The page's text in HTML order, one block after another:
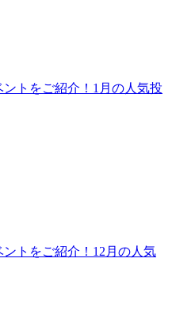
トをご紹介！1月の人気投
トをご紹介！12月の人気